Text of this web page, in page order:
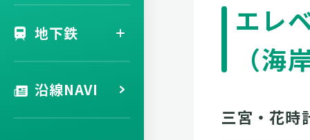
地下鉄
沿線NAVI
エレ
（海
三宮・花時